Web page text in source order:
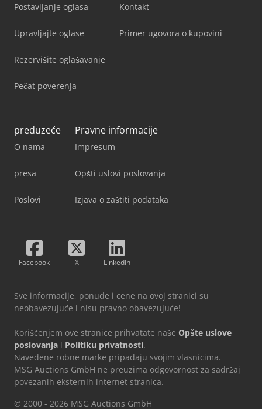
Postavljanje oglasa
Upravljajte oglase
Rezervišite oglašavanje
Pečat poverenja
Kontakt
Primer ugovora o kupovini
preduzeće
O nama
presa
Poslovi
Pravne informacije
Impresum
Opšti uslovi poslovanja
Izjava o zaštiti podataka
Facebook X LinkedIn
Sve informacije, ponude i cene na ovoj stranici su
neobavezujuće i nisu pravno obavezujuće!
Korišćenjem ove stranice prihvatate naše Opšte uslove
poslovanja i Politiku privatnosti.
Navedene robne marke pripadaju svojim vlasnicima.
MSG Auctions GmbH ne preuzima odgovornost za sadržaj
povezanih eksternih internet stranica.
© 2000 - 2026 MSG Auctions GmbH